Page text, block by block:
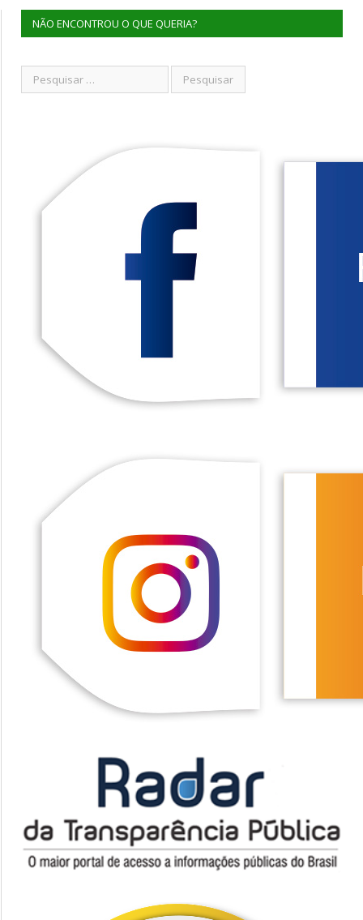
NÃO ENCONTROU O QUE QUERIA?